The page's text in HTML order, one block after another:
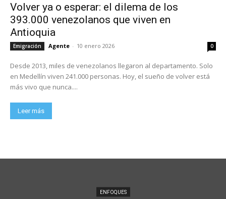
Volver ya o esperar: el dilema de los
393.000 venezolanos que viven en
Antioquia
Emigración Agente - 10 enero 2026 0
Desde 2013, miles de venezolanos llegaron al departamento. Solo
en Medellín viven 241.000 personas. Hoy, el sueño de volver está
más vivo que nunca....
Leer más
ENFOQUES